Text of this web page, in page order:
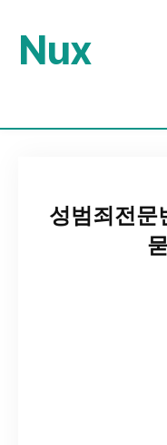
Nux
성범죄전문